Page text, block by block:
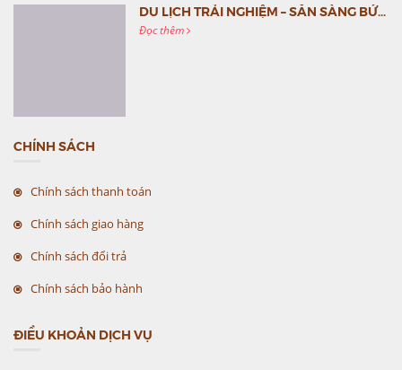
DU LỊCH TRẢI NGHIỆM – SẴN SÀNG BỨT PHÁ CÙNG MC VIỆT NAM
Đọc thêm
CHÍNH SÁCH
Chính sách thanh toán
Chính sách giao hàng
Chính sách đổi trả
Chính sách bảo hành
ĐIỀU KHOẢN DỊCH VỤ